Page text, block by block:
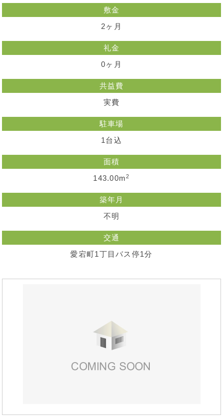
敷金
2ヶ月
礼金
0ヶ月
共益費
実費
駐車場
1台込
面積
143.00m2
築年月
不明
交通
愛宕町1丁目バス停1分